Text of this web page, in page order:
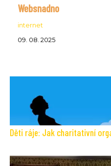
Websnadno
internet
09. 08. 2025
Děti ráje: Jak charitativní